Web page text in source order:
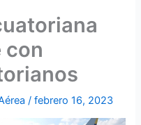
con
/febrero 16, 2023